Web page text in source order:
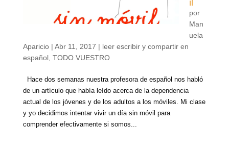
il
por
Man
uela
Aparicio| Abr 11, 2017 | leer escribir y compartir en
español, TODO VUESTRO
Hace dos semanas nuestra profesora de español nos habló
de un artículo que había leído acerca de la dependencia
actual de los jóvenes y de los adultos a los móviles. Mi clase
y yo decidimos intentar vivir un día sin móvil para
comprender efectivamente si somos...